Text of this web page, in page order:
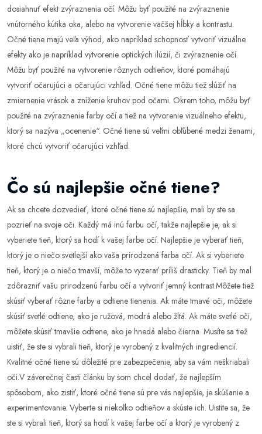
dosiahnuť efekt zvýraznenia očí. Môžu byť použité na zvýraznenie
vnútorného kútika oka, alebo na vytvorenie väčšej hĺbky a kontrastu.
Očné tiene majú veľa výhod, ako napríklad schopnosť vytvoriť vizuálne
efekty ako je napríklad vytvorenie optických ilúzií, či zvýraznenie očí.
Môžu byť použité na vytvorenie rôznych odtieňov, ktoré pomáhajú
vytvoriť očarujúci a očarujúci vzhľad. Očné tiene môžu tiež slúžiť na
zmiernenie vrások a zníženie kruhov pod očami. Okrem toho, môžu byť
použité na zvýraznenie farby očí a tiež na vytvorenie vizuálneho efektu,
ktorý sa nazýva „ocenenie“. Očné tiene sú veľmi obľúbené medzi ženami,
ktoré chcú vytvoriť očarujúci vzhľad.
Čo sú najlepšie očné tiene?
Ak sa chcete dozvedieť, ktoré očné tiene sú najlepšie, mali by ste sa
pozrieť na svoje oči. Každý má inú farbu očí, takže najlepšie je, ak si
vyberiete tieň, ktorý sa hodí k vašej farbe očí. Najlepšie je vyberať tieň,
ktorý je o niečo svetlejší ako vaša prirodzená farba očí. Ak si vyberiete
tieň, ktorý je o niečo tmavší, môže to vyzerať príliš drasticky. Tieň by mal
zdôrazniť vašu prirodzenú farbu očí a vytvoriť jemný kontrast.Môžete tiež
skúsiť vyberať rôzne farby a odtiene tienenia. Ak máte tmavé oči, môžete
skúsiť svetlé odtiene, ako je ružová, modrá alebo žltá. Ak máte svetlé oči,
môžete skúsiť tmavšie odtiene, ako je hnedá alebo čierna. Musíte sa tiež
uistiť, že ste si vybrali tieň, ktorý je vyrobený z kvalitných ingrediencií.
Kvalitné očné tiene sú dôležité pre zabezpečenie, aby sa vám neškriabali
oči.V záverečnej časti článku by som chcel dodať, že najlepším
spôsobom, ako zistiť, ktoré očné tiene sú pre vás najlepšie, je skúšanie a
experimentovanie. Vyberte si niekoľko odtieňov a skúste ich. Uistite sa, že
ste si vybrali tieň, ktorý sa hodí k vašej farbe očí a ktorý je vyrobený z